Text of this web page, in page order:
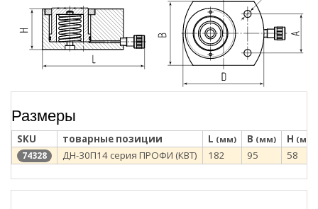
Размеры
SKU товарные позиции L (мм) B (мм) H (мм)
74328 ДН-30П14 серия ПРОФИ (КВТ) 182 95 58